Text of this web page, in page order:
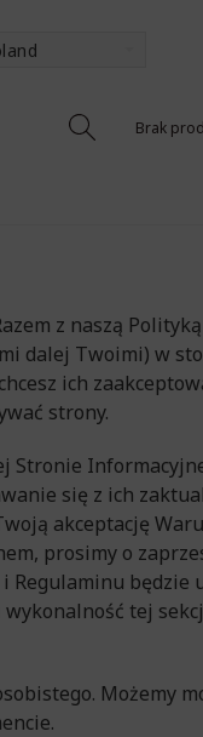
Brak
z naszą
dalej Twoimi) w
ich
strony.
Stronie
się z ich
akceptację
prosimy o
Regulaminu będzie
tej
Możemy